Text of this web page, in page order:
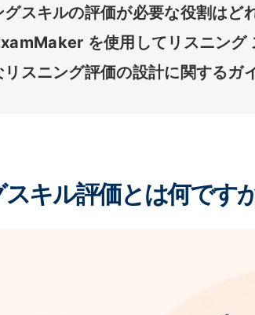
グスキルの評価が必要な役割はど
を使用してリスニング
リスニング評価の設計に関するガ
スキル評価とは何です